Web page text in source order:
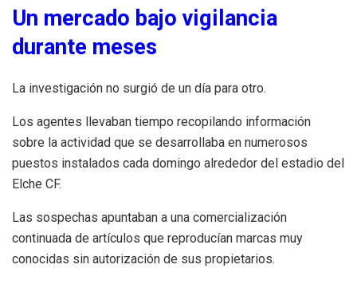
Un mercado bajo vigilancia
durante meses
La investigación no surgió de un día para otro.
Los agentes llevaban tiempo recopilando información
sobre la actividad que se desarrollaba en numerosos
puestos instalados cada domingo alrededor del estadio del
Elche CF.
Las sospechas apuntaban a una comercialización
continuada de artículos que reproducían marcas muy
conocidas sin autorización de sus propietarios.